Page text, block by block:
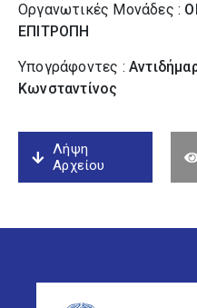
Οργανωτικές Μονάδες :
ΕΠΙΤΡΟΠΗ
Υπογράφοντες :
Κωνσταντίνος
Λήψη
Αρχείου